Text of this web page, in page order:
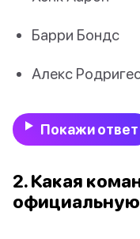
Барри Бондс
Алекс
Покажи ответ
2. Какая